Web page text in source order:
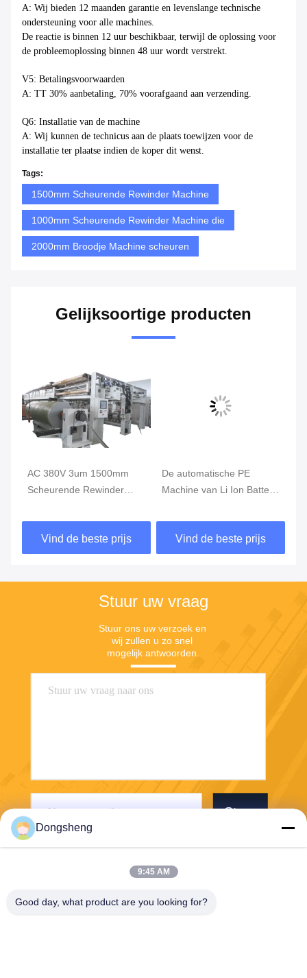
A: Wij bieden 12 maanden garantie en levenslange technische
ondersteuning voor alle machines.
De reactie is binnen 12 uur beschikbaar, terwijl de oplossing voor
de probleemoplossing binnen 48 uur wordt verstrekt.
V5: Betalingsvoorwaarden
A: TT 30% aanbetaling, 70% voorafgaand aan verzending.
Q6: Installatie van de machine
A: Wij kunnen de technicus aan de plaats toewijzen voor de
installatie ter plaatse indien de koper dit wenst.
Tags:
1500mm Scheurende Rewinder Machine
1000mm Scheurende Rewinder Machine die
2000mm Broodje Machine scheuren
Gelijksoortige producten
AC 380V 3um 1500mm
Scheurende Rewinder
die Machine scheuren
Vind de beste prijs
De automatische PE
Machine van Li Ion Battery
Vind de beste prijs
Stuur uw vraag
Stuur ons uw verzoek en
wij zullen u zo snel
mogelijk antwoorden.
Stuur
Dongsheng
9:45 AM
Good day, what product are you looking for?